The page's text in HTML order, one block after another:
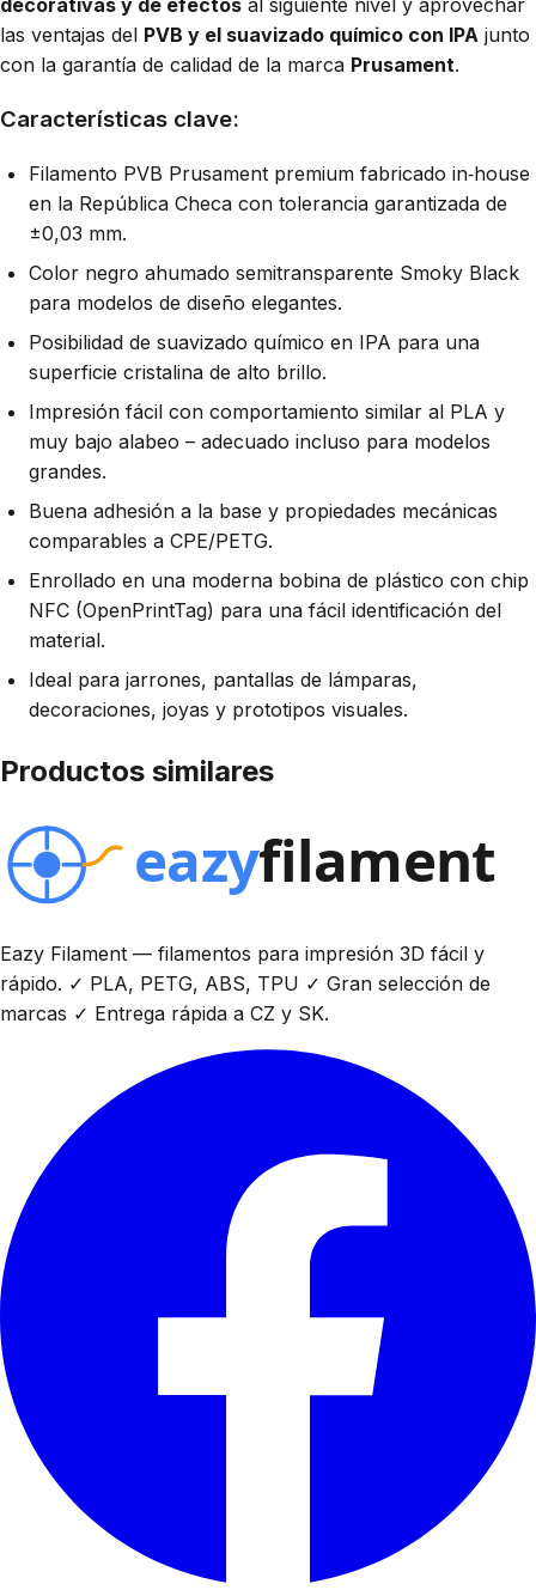
las ventajas del PVB y el suavizado químico con IPA junto
con la garantía de calidad de la marca Prusament.
Características clave:
Filamento PVB Prusament premium fabricado in‑house
en la República Checa con tolerancia garantizada de
±0,03 mm.
Color negro ahumado semitransparente Smoky Black
para modelos de diseño elegantes.
Posibilidad de suavizado químico en IPA para una
superficie cristalina de alto brillo.
Impresión fácil con comportamiento similar al PLA y
muy bajo alabeo – adecuado incluso para modelos
grandes.
Buena adhesión a la base y propiedades mecánicas
comparables a CPE/PETG.
Enrollado en una moderna bobina de plástico con chip
NFC (OpenPrintTag) para una fácil identificación del
material.
Ideal para jarrones, pantallas de lámparas,
decoraciones, joyas y prototipos visuales.
Productos similares
Eazy Filament — filamentos para impresión 3D fácil y
rápido. ✓ PLA, PETG, ABS, TPU ✓ Gran selección de
marcas ✓ Entrega rápida a CZ y SK.